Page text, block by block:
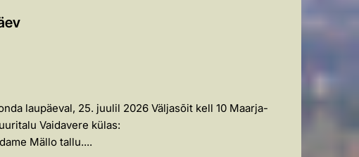
laupäeval, 25. juulil 2026 Väljasõit kell 10 Maarja-
Vaidavere külas:
Mällo tallu....